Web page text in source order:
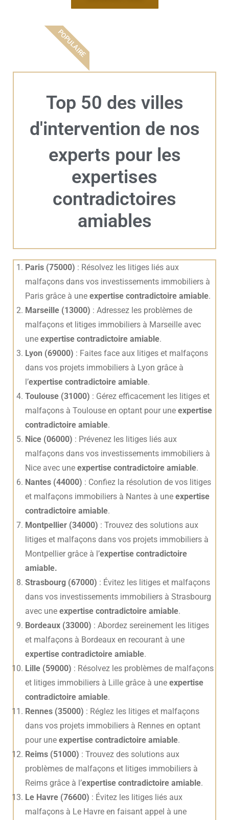
POPULAIRE
Top 50 des villes
d'intervention de nos
experts pour les
expertises
contradictoires
amiables
Paris (75000) : Résolvez les litiges liés aux
malfaçons dans vos investissements immobiliers à
Paris grâce à une expertise contradictoire amiable.
Marseille (13000) : Adressez les problèmes de
malfaçons et litiges immobiliers à Marseille avec
une expertise contradictoire amiable.
Lyon (69000) : Faites face aux litiges et malfaçons
dans vos projets immobiliers à Lyon grâce à
l’expertise contradictoire amiable.
Toulouse (31000) : Gérez efficacement les litiges et
malfaçons à Toulouse en optant pour une expertise
contradictoire amiable.
Nice (06000) : Prévenez les litiges liés aux
malfaçons dans vos investissements immobiliers à
Nice avec une expertise contradictoire amiable.
Nantes (44000) : Confiez la résolution de vos litiges
et malfaçons immobiliers à Nantes à une expertise
contradictoire amiable.
Montpellier (34000) : Trouvez des solutions aux
litiges et malfaçons dans vos projets immobiliers à
Montpellier grâce à l’expertise contradictoire
amiable.
Strasbourg (67000) : Évitez les litiges et malfaçons
dans vos investissements immobiliers à Strasbourg
avec une expertise contradictoire amiable.
Bordeaux (33000) : Abordez sereinement les litiges
et malfaçons à Bordeaux en recourant à une
expertise contradictoire amiable.
Lille (59000) : Résolvez les problèmes de malfaçons
et litiges immobiliers à Lille grâce à une expertise
contradictoire amiable.
Rennes (35000) : Réglez les litiges et malfaçons
dans vos projets immobiliers à Rennes en optant
pour une expertise contradictoire amiable.
Reims (51000) : Trouvez des solutions aux
problèmes de malfaçons et litiges immobiliers à
Reims grâce à l’expertise contradictoire amiable.
Le Havre (76600) : Évitez les litiges liés aux
malfaçons à Le Havre en faisant appel à une